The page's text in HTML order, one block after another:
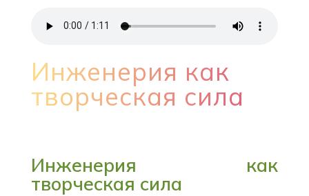
Инженерия как
творческая сила
Инженерия как
творческая сила